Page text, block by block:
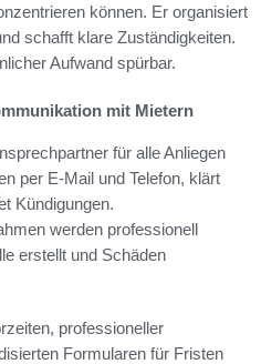
können. Er organisiert
schafft klare Zuständigkeiten.
Aufwand spürbar.
mit Mietern
für alle Anliegen
per E-Mail und Telefon, klärt
Kündigungen.
werden professionell
erstellt und Schäden
professioneller
Formularen für Fristen